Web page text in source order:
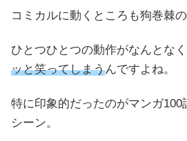
コミカルに動くところも狗巻棘の
ひとつひとつの動作がなんとなく
ッと笑ってしまうんですよね。
特に印象的だったのがマンガ
シーン。